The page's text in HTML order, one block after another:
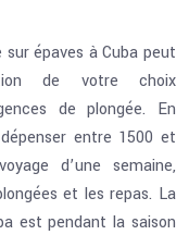
épaves à Cuba peut
de votre choix
de plongée. En
entre 1500 et
d’une semaine,
et les repas. La
est pendant la saison